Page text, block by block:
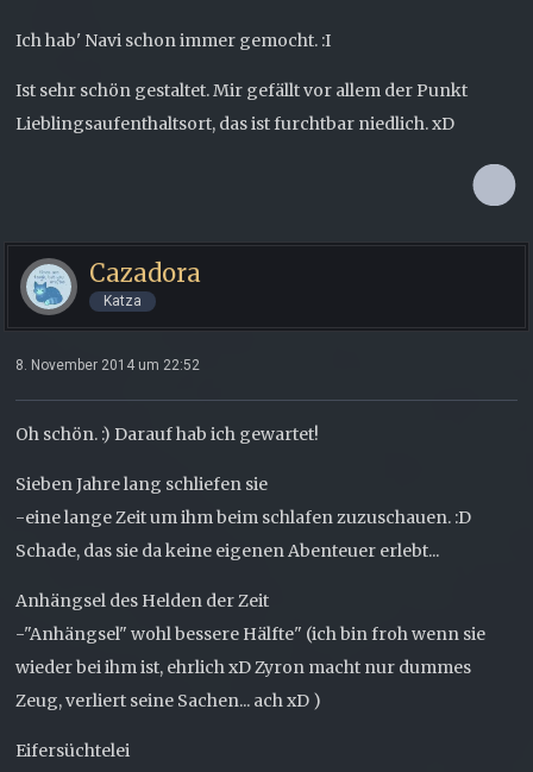
Ich hab' Navi schon immer gemocht. :I
Ist sehr schön gestaltet. Mir gefällt vor allem der Punkt
Lieblingsaufenthaltsort, das ist furchtbar niedlich. xD
Cazadora
Katza
8. November 2014 um 22:52
Oh schön. :) Darauf hab ich gewartet!
Sieben Jahre lang schliefen sie
-eine lange Zeit um ihm beim schlafen zuzuschauen. :D
Schade, das sie da keine eigenen Abenteuer erlebt...
Anhängsel des Helden der Zeit
-"Anhängsel" wohl bessere Hälfte" (ich bin froh wenn sie
wieder bei ihm ist, ehrlich xD Zyron macht nur dummes
Zeug, verliert seine Sachen... ach xD )
Eifersüchtelei